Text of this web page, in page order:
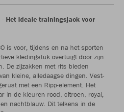
- Het ideale trainingsjack voor
is voor, tijdens en na het sporten
kledingstuk overtuigt door zijn
De zijzakken met rits bieden
kleine, alledaagse dingen. Vest-
met een Ripp-element. Het
in de kleuren rood, citroen, royal,
nachtblauw. Dit telkens in de